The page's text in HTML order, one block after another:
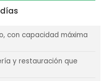
con capacidad máxima
y restauración que